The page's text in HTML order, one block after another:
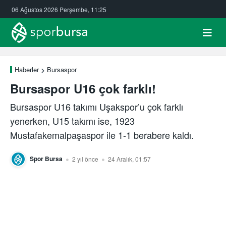
06 Ağustos 2026 Perşembe, 11:25
Haberler Bursaspor
Bursaspor U16 çok farklı!
Bursaspor U16 takımı Uşakspor’u çok farklı
yenerken, U15 takımı ise, 1923
Mustafakemalpaşaspor ile 1-1 berabere kaldı.
Spor Bursa 2 yıl önce 24 Aralık, 01:57